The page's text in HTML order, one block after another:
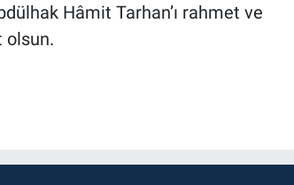
Hâmit Tarhan’ı rahmet ve
olsun.